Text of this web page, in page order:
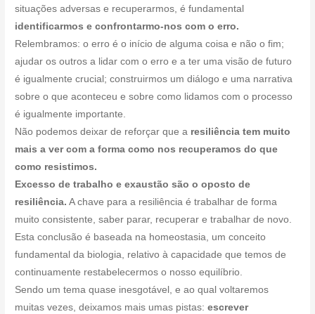
situações adversas e recuperarmos, é fundamental
identificarmos e confrontarmo-nos com o erro.
Relembramos: o erro é o início de alguma coisa e não o fim;
ajudar os outros a lidar com o erro e a ter uma visão de futuro
é igualmente crucial; construirmos um diálogo e uma narrativa
sobre o que aconteceu e sobre como lidamos com o processo
é igualmente importante.
Não podemos deixar de reforçar que a resiliência tem muito
mais a ver com a forma como nos recuperamos do que
como resistimos.
Excesso de trabalho e exaustão são o oposto de
resiliência. A chave para a resiliência é trabalhar de forma
muito consistente, saber parar, recuperar e trabalhar de novo.
Esta conclusão é baseada na homeostasia, um conceito
fundamental da biologia, relativo à capacidade que temos de
continuamente restabelecermos o nosso equilíbrio.
Sendo um tema quase inesgotável, e ao qual voltaremos
muitas vezes, deixamos mais umas pistas:escrever